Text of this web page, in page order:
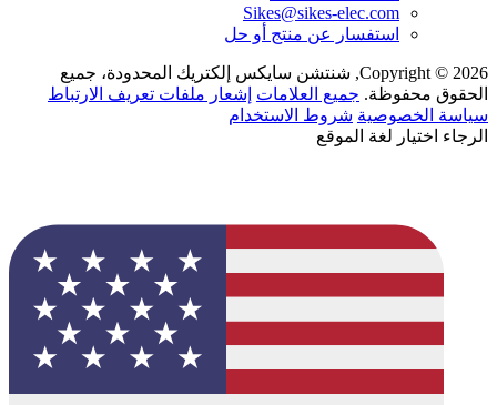
Sikes@sikes-elec.com
استفسار عن منتج أو حل
Copyright © 2026, شنتشن سايكس إلكتريك المحدودة، جميع
الحقوق محفوظة. جميع العلامات إشعار ملفات تعريف الارتباط
سياسة الخصوصية شروط الاستخدام
الرجاء اختيار لغة الموقع